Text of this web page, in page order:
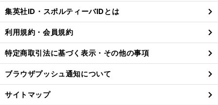
る
集英社ID・スポルティーバIDとは
利用規約・会員規約
特定商取引法に基づく表示・その他の事項
ブラウザプッシュ通知について
サイトマップ